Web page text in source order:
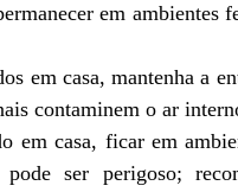
em ambientes
em casa, mantenha a
contaminem o ar
em casa, ficar em
ser perigoso;